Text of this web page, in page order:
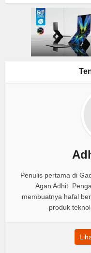
Penulis pertama di
Agan Adhit.
membuatnya hafal
produk